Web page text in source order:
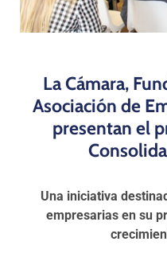
La Cámara,
Asociación de
presentan el
Una iniciativa
empresarias en su